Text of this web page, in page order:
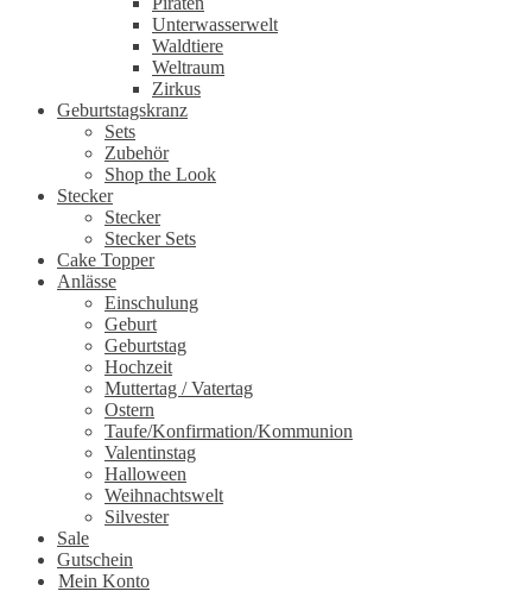
Unterwasserwelt
Waldtiere
Weltraum
Zirkus
Geburtstagskranz
Sets
Zubehör
Shop the Look
Stecker
Stecker
Stecker Sets
Cake Topper
Anlässe
Einschulung
Geburt
Geburtstag
Hochzeit
Muttertag / Vatertag
Ostern
Taufe/Konfirmation/Kommunion
Valentinstag
Halloween
Weihnachtswelt
Silvester
Sale
Gutschein
Mein Konto